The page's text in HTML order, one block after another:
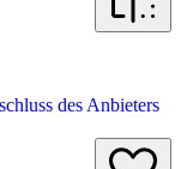
des Anbieters